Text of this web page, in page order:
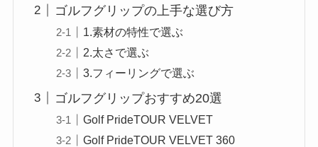
ゴルフグリップの上手な選び方
1.素材の特性で選ぶ
2.太さで選ぶ
3.フィーリングで選ぶ
ゴルフグリップおすすめ20選
Golf PrideTOUR VELVET
Golf PrideTOUR VELVET 360